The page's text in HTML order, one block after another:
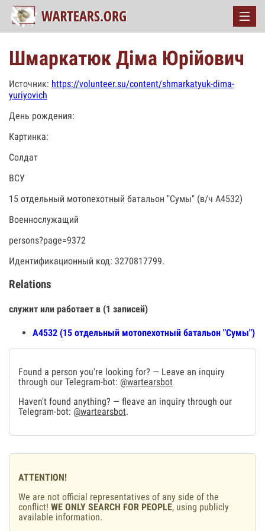
Шмаркатюк Діма Юрійович
Источник: https://volunteer.su/content/shmarkatyuk-dima-
yuriyovich
День рождения:
Картинка:
Солдат
ВСУ
15 отдельный мотопехотный батальон "Сумы" (в/ч А4532)
Военнослужащий
persons?page=9372
Идентификационный код: 3270817799.
Relations
служит или работает в (1 записей)
А4532 (15 отдельный мотопехотный батальон "Сумы")
Found a person you're looking for? — Leave an inquiry
through our Telegram-bot: @wartearsbot
Haven't found anything? — fleave an inquiry through our
Telegram-bot: @wartearsbot.
ATTENTION!
We are not official representatives of any side of the
conflict! WE ONLY SEARCH FOR PEOPLE, using publicly
available information.